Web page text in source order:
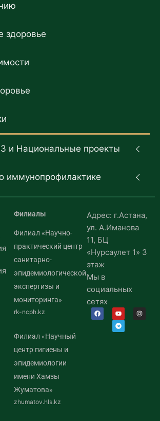
здоровье
и Национальные проекты
иммунопрофилактике
Филиалы
Филиал «Научно-
практический центр
санитарно-
эпидемиологической
экспертизы и
мониторинга»
rk-ncph.kz
Филиал «Научный
центр гигиены и
эпидемиологии
имени Хамзы
Жуматова»
zhumatov.hls.kz
Адрес: г.Астана,
ул. А.Иманова
11, БЦ
«Нурсаулет 1» 3
этаж
Мы в
социальных
сетях